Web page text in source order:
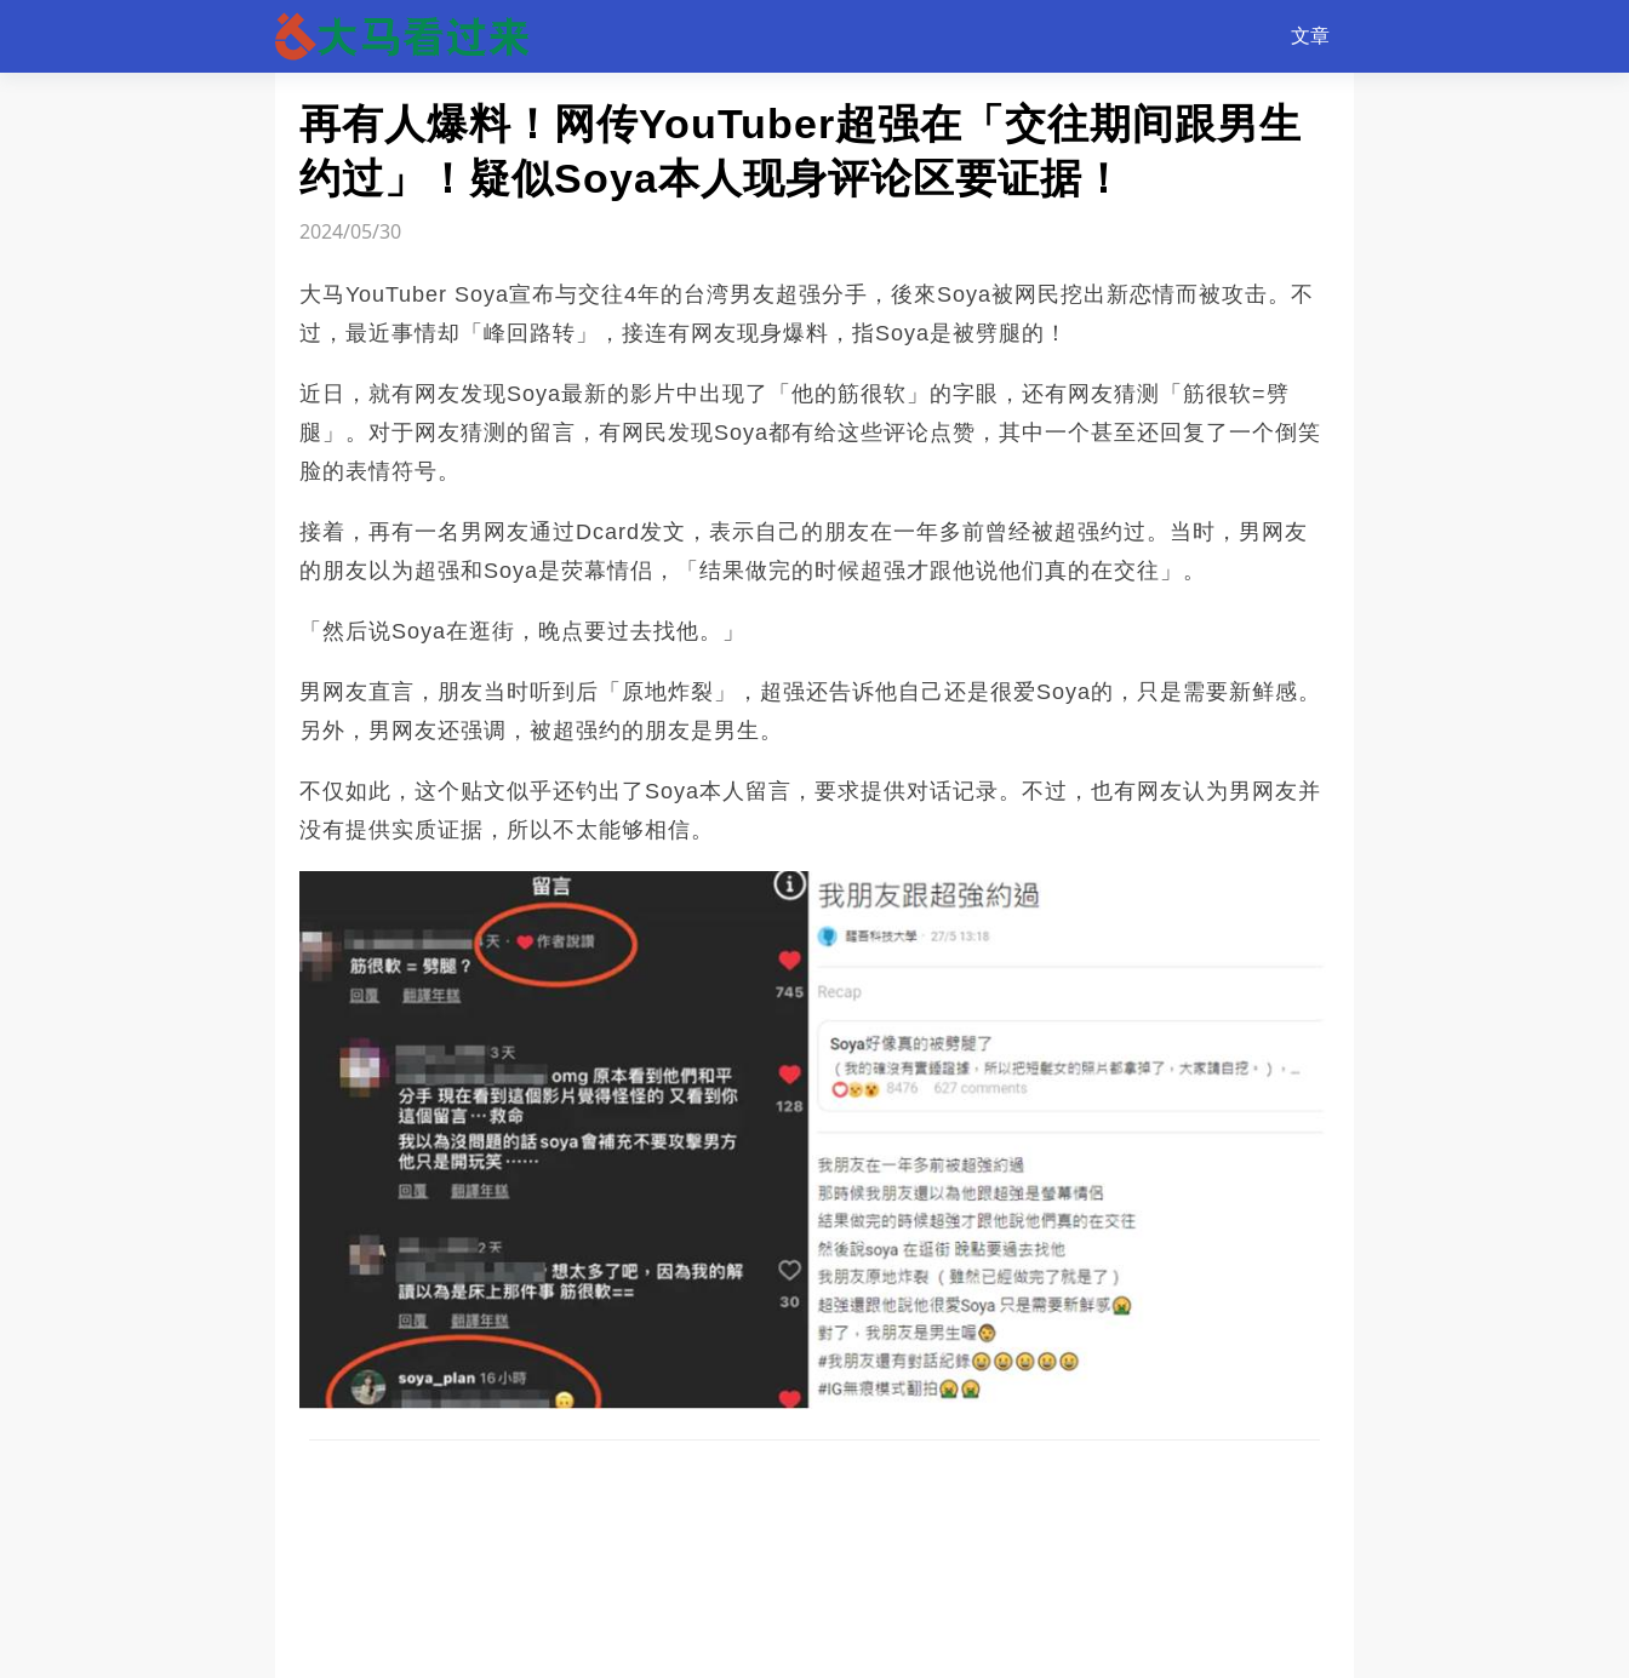
文章
再有人爆料！网传YouTuber超强在「交往期间跟男生
约过」！疑似Soya本人现身评论区要证据！
2024/05/30
大马YouTuber Soya宣布与交往4年的台湾男友超强分手，後來Soya被网民挖出新恋情而被攻击。不
过，最近事情却「峰回路转」，接连有网友现身爆料，指Soya是被劈腿的！
近日，就有网友发现Soya最新的影片中出现了「他的筋很软」的字眼，还有网友猜测「筋很软=劈
腿」。对于网友猜测的留言，有网民发现Soya都有给这些评论点赞，其中一个甚至还回复了一个倒笑
脸的表情符号。
接着，再有一名男网友通过Dcard发文，表示自己的朋友在一年多前曾经被超强约过。当时，男网友
的朋友以为超强和Soya是荧幕情侣，「结果做完的时候超强才跟他说他们真的在交往」。
「然后说Soya在逛街，晚点要过去找他。」
男网友直言，朋友当时听到后「原地炸裂」，超强还告诉他自己还是很爱Soya的，只是需要新鲜感。
另外，男网友还强调，被超强约的朋友是男生。
不仅如此，这个贴文似乎还钓出了Soya本人留言，要求提供对话记录。不过，也有网友认为男网友并
没有提供实质证据，所以不太能够相信。
文章